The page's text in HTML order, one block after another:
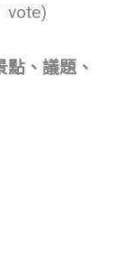
vote)
、議題、